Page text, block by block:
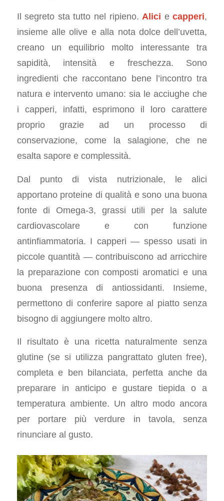
Il segreto sta tutto nel ripieno.Alici ecapperi,
insieme alle olive e alla nota dolce dell’uvetta,
creano un equilibrio molto interessante tra
sapidità, intensità e freschezza. Sono
ingredienti che raccontano bene l’incontro tra
natura e intervento umano: sia le acciughe che
i capperi, infatti, esprimono il loro carattere
proprio grazie ad un processo di
conservazione, come la salagione, che ne
esalta sapore e complessità.
Dal punto di vista nutrizionale, le alici
apportano proteine di qualità e sono una buona
fonte di Omega-3, grassi utili per la salute
cardiovascolare e con funzione
antinfiammatoria. I capperi — spesso usati in
piccole quantità — contribuiscono ad arricchire
la preparazione con composti aromatici e una
buona presenza di antiossidanti. Insieme,
permettono di conferire sapore al piatto senza
bisogno di aggiungere molto altro.
Il risultato è una ricetta naturalmente senza
glutine (se si utilizza pangrattato gluten free),
completa e ben bilanciata, perfetta anche da
preparare in anticipo e gustare tiepida o a
temperatura ambiente. Un altro modo ancora
per portare più verdure in tavola, senza
rinunciare al gusto.